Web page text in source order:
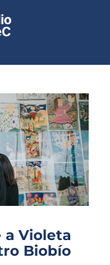
en vivo
Violeta
Biobío